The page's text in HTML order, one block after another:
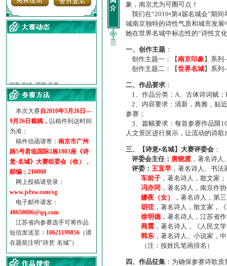
·【诗意·名城】地铁展示作...
诗意名城·地铁时间
参赛作品多达5000多首
“诗意·名城”晒诗会
特别通知--致广大诗词爱好...
本次大赛自2010年5月26日—
9月26日截稿， 以稿件到达时间
为准：
稿件信函请寄： 南京市广州
路5号君临国际2栋1803座《诗
意·名城》大赛组委会（收），
邮编：210008
网上投稿请登录：
www.jsfxw.com/sg
电子邮件请发：
40650086@qq.com
江苏省内参赛选手可将作品
短信发送至： 10621199856 （请
在题前注明“诗意·名城”）
象，南京尤为可圈可点！
我们在“2010•第4届名城会”期
城南京独特的诗性气质和城市发
她在世界名城中标志性的“诗性文
一、创作主题 ：
创作主题一：【南京印象】系
创作主题二：【世界名城】系
二、作品要求 ：
1、作品分类：A、古体诗词赋；
2、内容要求：清新，典雅，贴
参赛；
3、篇幅要求：每首参赛作品限
人文景区进行展示，让流动的诗
三、【诗意•名城】大赛评委会 ：
评委会主任： 唐晓渡 ，著名诗
评委： 王宜早 ，著名诗人、书
车前子 ，著名诗人，散文家；
冯亦同 ，著名诗人，南京作
娜夜（女）
，著名诗人，第
胡弦，著名诗人，散文家，
徐明德，著名诗人，江苏省
商震 ，著名诗人，《人民文
韩东 ，著名诗人、小说家，
（注：按姓氏笔画排名）
四、作品征集 ：为确保参赛诗歌